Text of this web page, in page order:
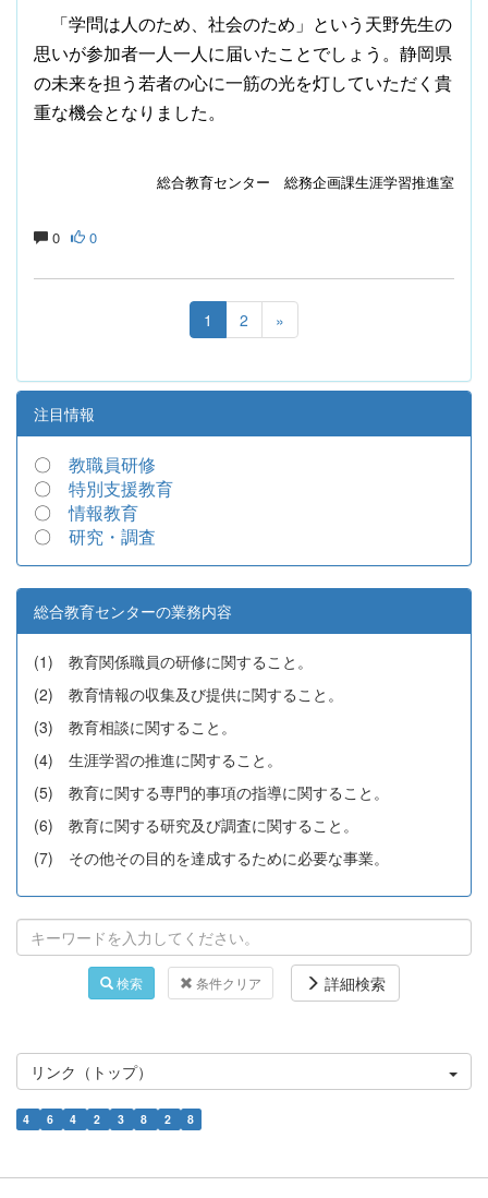
「学問は人のため、社会のため」という天野先生の
思いが参加者一人一人に届いたことでしょう。静岡県
の未来を担う若者の心に一筋の光を灯していただく貴
重な機会となりました。
総合教育センター 総務企画課生涯学習推進室
0 0
1 2 »
注目情報
〇 教職員研修
〇 特別支援教育
〇情報教育
〇 研究・調査
総合教育センターの業務内容
(1) 教育関係職員の研修に関すること。
(2) 教育情報の収集及び提供に関すること。
(3) 教育相談に関すること。
(4) 生涯学習の推進に関すること。
(5) 教育に関する専門的事項の指導に関すること。
(6) 教育に関する研究及び調査に関すること。
(7) その他その目的を達成するために必要な事業。
検索 条件クリア 詳細検索
リンク（トップ）
4 6 4 2 3 8 2 8